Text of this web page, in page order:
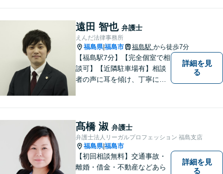
遠田 智也 弁護士
えんだ法律事務所
福島県|福島市 福島駅 から徒歩7分
【福島駅7分】【完全個室で相
談可】【近隣駐車場有】相談
者の声に耳を傾け、丁寧にわ
った」と思っていただけるよ
うに全力を尽くしていきま
す。
詳細を見
る
髙橋 淑 弁護士
弁護士法人リーガルプロフェッション 福島支店
福島県|福島市
【初回相談無料】交通事故・
離婚・借金・不動産などあら
詳細を見
る